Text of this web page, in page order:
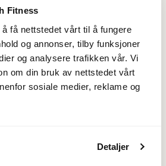
Fitness
få nettstedet vårt til å fungere
og annonser, tilby funksjoner
og analysere trafikken vår. Vi
om din bruk av nettstedet vårt
sosiale medier, reklame og
Detaljer
justeres til 549 kr/mnd etter 30.09.2026.
Detaljer